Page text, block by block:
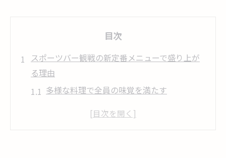
目次
スポーツバー観戦の新定番メニューで盛り上が
る理由
多様な料理で全員の味覚を満たす
観戦と食事のシナジーを最大限に生かす